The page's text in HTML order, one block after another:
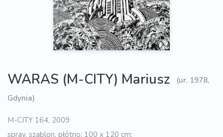
WARAS (M-CITY) Mariusz
(ur. 1978,
Gdynia)
M-CITY 164, 2009
spray, szablon, płótno; 100 x 120 cm;